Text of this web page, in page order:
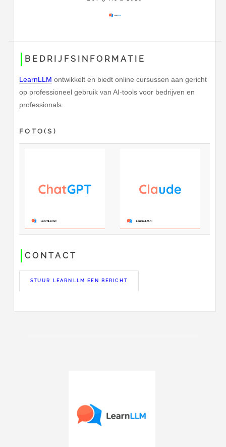
BEDRIJFSINFORMATIE
LearnLLM ontwikkelt en biedt online cursussen aan gericht
op professioneel gebruik van AI-tools voor bedrijven en
professionals.
FOTO(S)
CONTACT
STUUR LEARNLLM EEN BERICHT